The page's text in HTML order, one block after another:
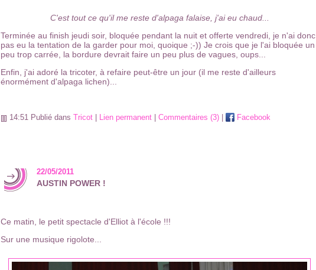
C'est tout ce qu'il me reste d'alpaga falaise, j'ai eu chaud...
Terminée au finish jeudi soir, bloquée pendant la nuit et offerte vendredi, je n'ai donc
pas eu la tentation de la garder pour moi, quoique ;-)) Je crois que je l'ai bloquée un
peu trop carrée, la bordure devrait faire un peu plus de vagues, oups...
Enfin, j'ai adoré la tricoter, à refaire peut-être un jour (il me reste d'ailleurs
énormément d'alpaga lichen)...
14:51 Publié dans Tricot Lien permanent Commentaires (3) Facebook
22/05/2011
AUSTIN POWER !
Ce matin, le petit spectacle d'Elliot à l'école !!!
Sur une musique rigolote...